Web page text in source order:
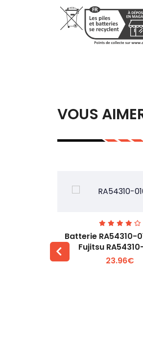
VOUS
Voir plus +
Batterie RA54310-
Fujitsu
23.96€